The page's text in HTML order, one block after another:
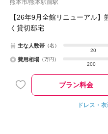
熊本市/熊本駅前駅
【26年9月全館リニューアル
く貸切邸宅
主な人数帯 （名）
20
費用相場 （万円）
200
プラン料金
ドレス・